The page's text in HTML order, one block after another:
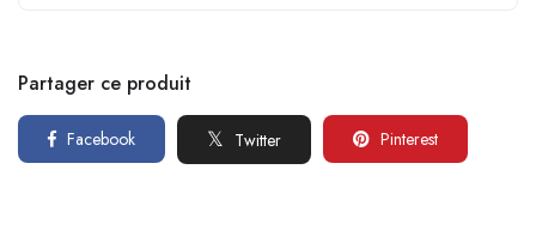
Partager ce produit
Facebook Twitter Pinterest